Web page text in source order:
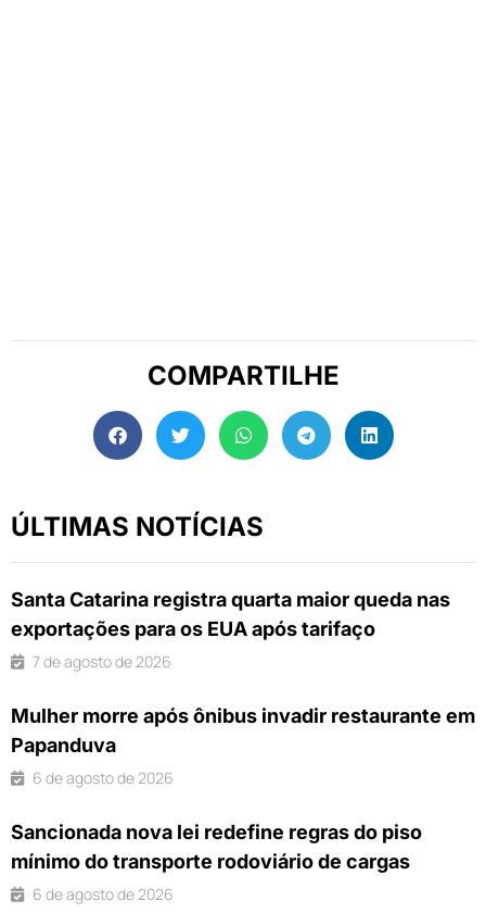
COMPARTILHE
ÚLTIMAS NOTÍCIAS
Santa Catarina registra quarta maior queda nas
exportações para os EUA após tarifaço
7 de agosto de 2026
Mulher morre após ônibus invadir restaurante em
Papanduva
6 de agosto de 2026
Sancionada nova lei redefine regras do piso
mínimo do transporte rodoviário de cargas
6 de agosto de 2026